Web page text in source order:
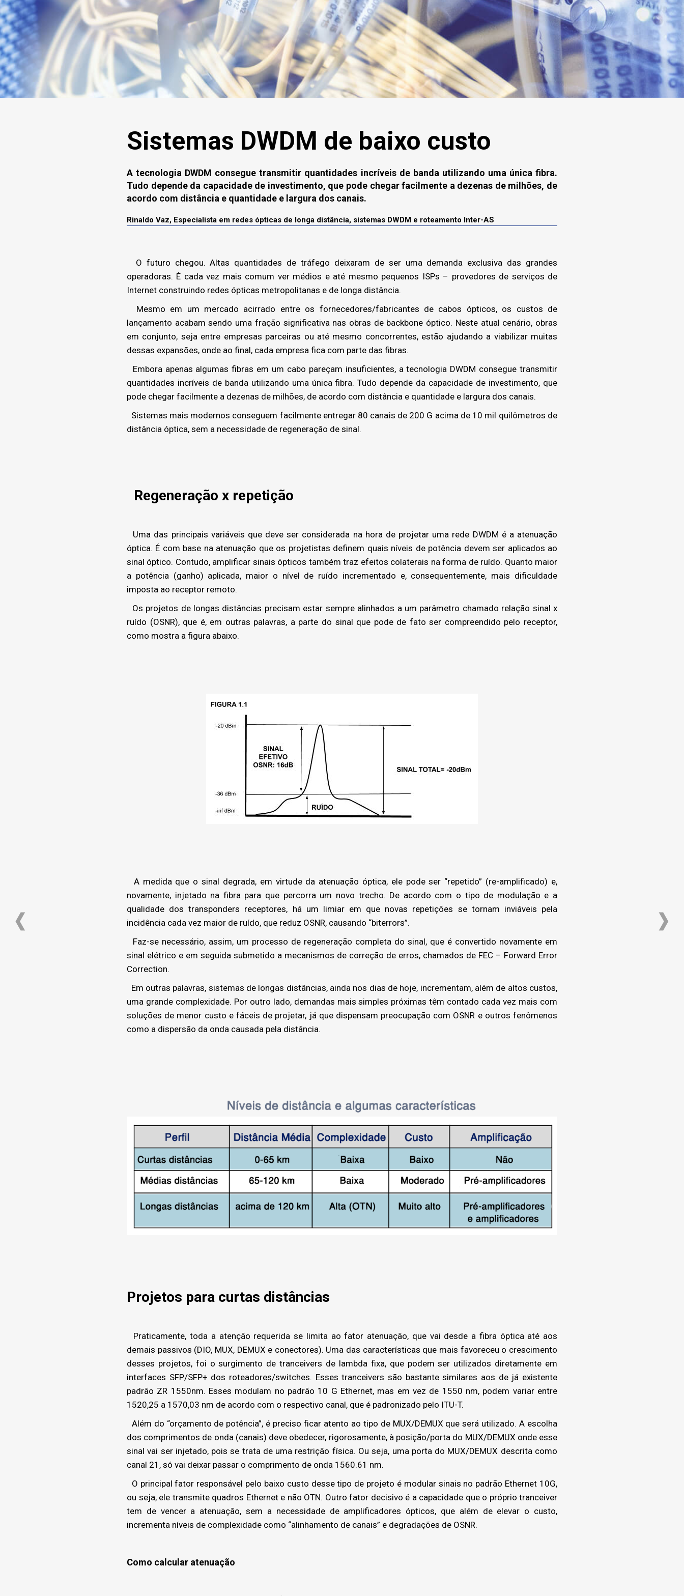
Sistemas DWDM de baixo custo
A tecnologia DWDM consegue transmitir quantidades incríveis de banda utilizando uma única fibra.
Tudo depende da capacidade de investimento, que pode chegar facilmente a dezenas de milhões, de
acordo com distância e quantidade e largura dos canais.
Rinaldo Vaz, Especialista em redes ópticas de longa distância, sistemas DWDM e roteamento Inter-AS
O futuro chegou. Altas quantidades de tráfego deixaram de ser uma demanda exclusiva das grandes
operadoras. É cada vez mais comum ver médios e até mesmo pequenos ISPs – provedores de serviços de
Internet construindo redes ópticas metropolitanas e de longa distância.
Mesmo em um mercado acirrado entre os fornecedores/fabricantes de cabos ópticos, os custos de
lançamento acabam sendo uma fração significativa nas obras de backbone óptico. Neste atual cenário, obras
em conjunto, seja entre empresas parceiras ou até mesmo concorrentes, estão ajudando a viabilizar muitas
dessas expansões, onde ao final, cada empresa fica com parte das fibras.
Embora apenas algumas fibras em um cabo pareçam insuficientes, a tecnologia DWDM consegue transmitir
quantidades incríveis de banda utilizando uma única fibra. Tudo depende da capacidade de investimento, que
pode chegar facilmente a dezenas de milhões, de acordo com distância e quantidade e largura dos canais.
Sistemas mais modernos conseguem facilmente entregar 80 canais de 200 G acima de 10 mil quilômetros de
distância óptica, sem a necessidade de regeneração de sinal.
Regeneração x repetição
Uma das principais variáveis que deve ser considerada na hora de projetar uma rede DWDM é a atenuação
óptica. É com base na atenuação que os projetistas definem quais níveis de potência devem ser aplicados ao
sinal óptico. Contudo, amplificar sinais ópticos também traz efeitos colaterais na forma de ruído. Quanto maior
a potência (ganho) aplicada, maior o nível de ruído incrementado e, consequentemente, mais dificuldade
imposta ao receptor remoto.
Os projetos de longas distâncias precisam estar sempre alinhados a um parâmetro chamado relação sinal x
ruído (OSNR), que é, em outras palavras, a parte do sinal que pode de fato ser compreendido pelo receptor,
como mostra a figura abaixo.
A medida que o sinal degrada, em virtude da atenuação óptica, ele pode ser “repetido” (re-amplificado) e,
novamente, injetado na fibra para que percorra um novo trecho. De acordo com o tipo de modulação e a
qualidade dos transponders receptores, há um limiar em que novas repetições se tornam inviáveis pela
incidência cada vez maior de ruído, que reduz OSNR, causando “biterrors”.
Faz-se necessário, assim, um processo de regeneração completa do sinal, que é convertido novamente em
sinal elétrico e em seguida submetido a mecanismos de correção de erros, chamados de FEC – Forward Error
Correction.
Em outras palavras, sistemas de longas distâncias, ainda nos dias de hoje, incrementam, além de altos custos,
uma grande complexidade. Por outro lado, demandas mais simples próximas têm contado cada vez mais com
soluções de menor custo e fáceis de projetar, já que dispensam preocupação com OSNR e outros fenômenos
como a dispersão da onda causada pela distância.
Projetos para curtas distâncias
Praticamente, toda a atenção requerida se limita ao fator atenuação, que vai desde a fibra óptica até aos
demais passivos (DIO, MUX, DEMUX e conectores). Uma das características que mais favoreceu o crescimento
desses projetos, foi o surgimento de tranceivers de lambda fixa, que podem ser utilizados diretamente em
interfaces SFP/SFP+ dos roteadores/switches. Esses tranceivers são bastante similares aos de já existente
padrão ZR 1550nm. Esses modulam no padrão 10 G Ethernet, mas em vez de 1550 nm, podem variar entre
1520,25 a 1570,03 nm de acordo com o respectivo canal, que é padronizado pelo ITU-T.
Além do “orçamento de potência”, é preciso ficar atento ao tipo de MUX/DEMUX que será utilizado. A escolha
dos comprimentos de onda (canais) deve obedecer, rigorosamente, à posição/porta do MUX/DEMUX onde esse
sinal vai ser injetado, pois se trata de uma restrição física. Ou seja, uma porta do MUX/DEMUX descrita como
canal 21, só vai deixar passar o comprimento de onda 1560.61 nm.
O principal fator responsável pelo baixo custo desse tipo de projeto é modular sinais no padrão Ethernet 10G,
ou seja, ele transmite quadros Ethernet e não OTN. Outro fator decisivo é a capacidade que o próprio tranceiver
tem de vencer a atenuação, sem a necessidade de amplificadores ópticos, que além de elevar o custo,
incrementa níveis de complexidade como “alinhamento de canais” e degradações de OSNR.
Como calcular atenuação